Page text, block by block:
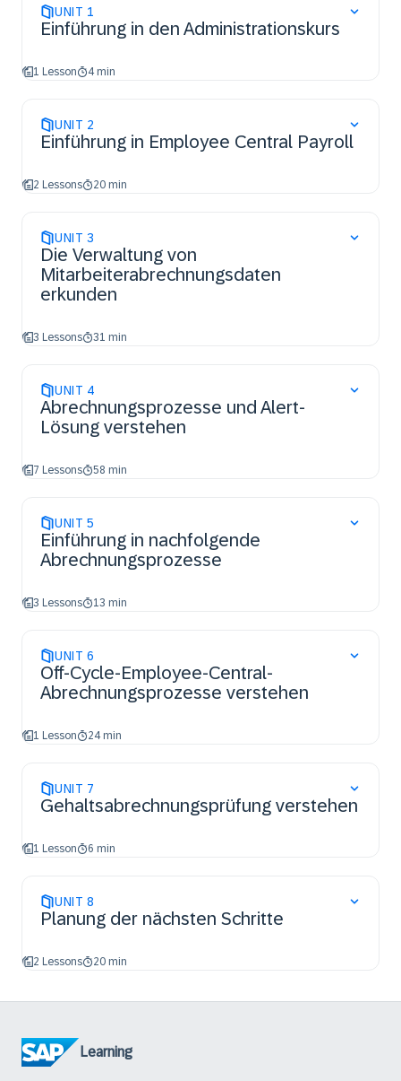
UNIT 1
Einführung in den Administrationskurs
1 Lesson 4 min
UNIT 2
Einführung in Employee Central Payroll
2 Lessons 20 min
UNIT 3
Die Verwaltung von
Mitarbeiterabrechnungsdaten
erkunden
3 Lessons 31 min
UNIT 4
Abrechnungsprozesse und Alert-
Lösung verstehen
7 Lessons 58 min
UNIT 5
Einführung in nachfolgende
Abrechnungsprozesse
3 Lessons 13 min
UNIT 6
Off-Cycle-Employee-Central-
Abrechnungsprozesse verstehen
1 Lesson 24 min
UNIT 7
Gehaltsabrechnungsprüfung verstehen
1 Lesson 6 min
UNIT 8
Planung der nächsten Schritte
2 Lessons 20 min
Learning